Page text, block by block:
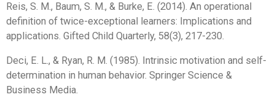
Reis, S. M., Baum, S. M., & Burke, E. (2014). An operational
definition of twice-exceptional learners: Implications and
applications. Gifted Child Quarterly, 58(3), 217-230.
Deci, E. L., & Ryan, R. M. (1985). Intrinsic motivation and self-
determination in human behavior. Springer Science &
Business Media.